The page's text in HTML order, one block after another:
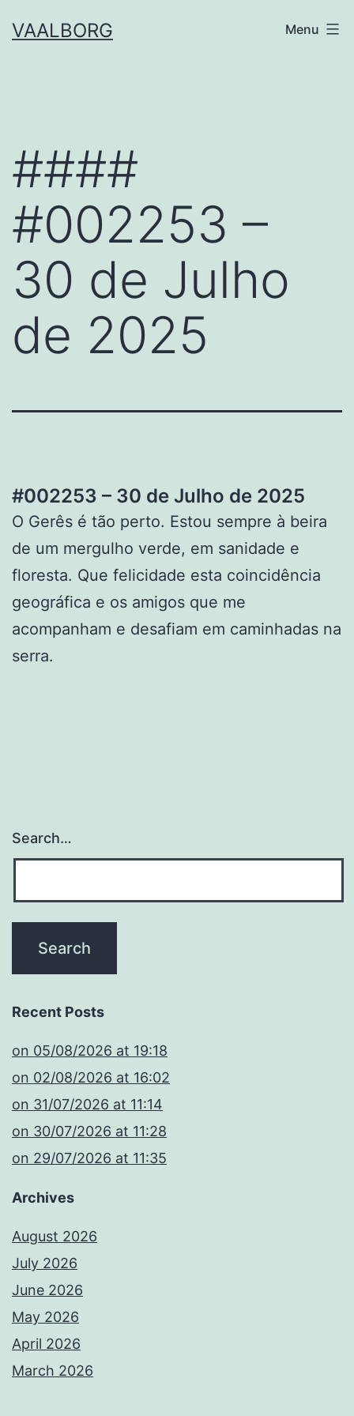
toVAALBORG Menu
####
#002253 –
30 de Julho
de 2025
#002253 – 30 de Julho de 2025
O Gerês é tão perto. Estou sempre à beira
de um mergulho verde, em sanidade e
floresta. Que felicidade esta coincidência
geográfica e os amigos que me
acompanham e desafiam em caminhadas na
serra.
Search…
Recent Posts
​on 05/08/2026 at 19:18
​on 02/08/2026 at 16:02
​on 31/07/2026 at 11:14
​on 30/07/2026 at 11:28
​on 29/07/2026 at 11:35
Archives
August 2026
July 2026
June 2026
May 2026
April 2026
March 2026